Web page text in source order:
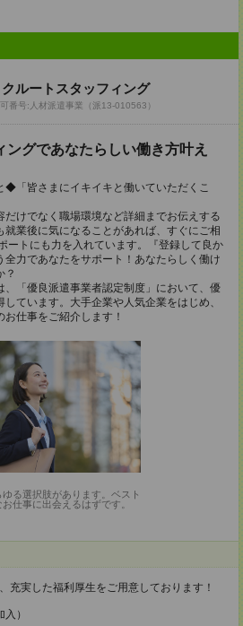
ルートスタッフィング
番号:人材派遣事業（派13-010563）
ングであなたらしい働き方叶え
「皆さまにイキイキと働いていただくこ
だけでなく職場環境など詳細までお伝えする
就業後に気になることがあれば、すぐにご相
ートにも力を入れています。『登録して良か
全力であなたをサポート！あなたらしく働け
？
「優良派遣事業者認定制度」において、優
ています。大手企業や人気企業をはじめ、
仕事をご紹介します！
る選択肢があります。ベスト
仕事に出会えるはずです。
充実した福利厚生をご用意しております！
）